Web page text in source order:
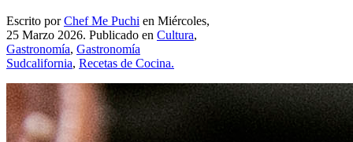
Escrito porChef Me Puchi en Miércoles,
25 Marzo 2026. Publicado en Cultura,
Gastronomía, Gastronomía
Sudcalifornia, Recetas de Cocina.